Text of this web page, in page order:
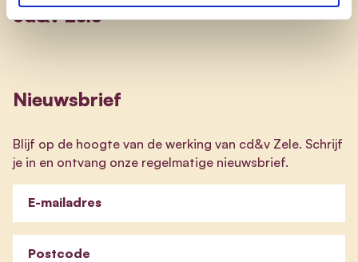
cd&v Zele
Nieuwsbrief
Blijf op de hoogte van de werking van cd&v Zele. Schrijf
je in en ontvang onze regelmatige nieuwsbrief.
E-mailadres
Postcode